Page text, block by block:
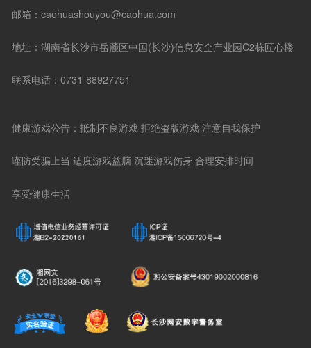
邮箱：caohuashouyou@caohua.com
地址：湖南省长沙市岳麓区中国(长沙)信息安全产业园C2栋匠心楼
联系电话：0731-88927751
健康游戏公告：抵制不良游戏 拒绝盗版游戏 注意自我保护
谨防受骗上当 适度游戏益脑 沉迷游戏伤身 合理安排时间
享受健康生活